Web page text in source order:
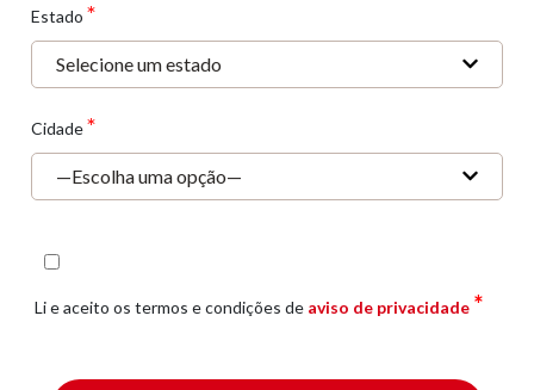
Estado *
Cidade*
Li e aceito os termos e condições de aviso de privacidade *